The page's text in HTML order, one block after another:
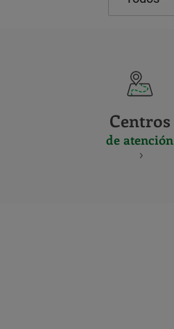
Centros
de atención